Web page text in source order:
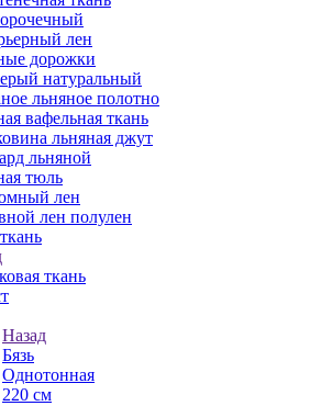
лен
дорожки
натуральный
льняное полотно
вафельная ткань
льняная джут
льняной
тюль
лен
лен полулен
ткань
Назад
Бязь
Однотонная
220 см